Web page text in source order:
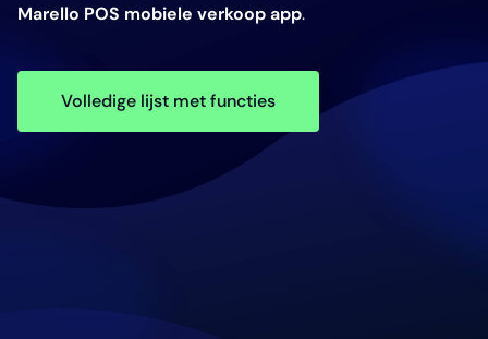
Marello POS mobiele verkoop app.
Volledige lijst met functies